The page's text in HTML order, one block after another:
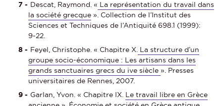
Descat, Raymond. « La représentation du travail dans
la société grecque ». Collection de l’Institut des
Sciences et Techniques de l’Antiquité 698.1 (1999):
9‑22.
Feyel, Christophe. « Chapitre X. La structure d’un
groupe socio-économique : Les artisans dans les
grands sanctuaires grecs du ive siècle ». Presses
universitaires de Rennes, 2007.
Garlan, Yvon. « Chapitre IX. Le travail libre en Grèce